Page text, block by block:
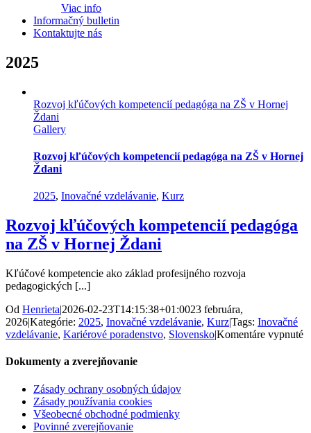
Viac info
Informačný bulletin
Kontaktujte nás
2025
Rozvoj kľúčových kompetencií pedagóga na ZŠ v Hornej
Ždani
Gallery
Rozvoj kľúčových kompetencií pedagóga na ZŠ v Hornej
Ždani
2025, Inovačné vzdelávanie, Kurz
Rozvoj kľúčových kompetencií pedagóga
na ZŠ v Hornej Ždani
Kľúčové kompetencie ako základ profesijného rozvoja
pedagogických [...]
Od Henrieta|2026-02-23T14:15:38+01:0023 februára,
2026|Kategórie: 2025, Inovačné vzdelávanie, Kurz|Tags: Inovačné
vzdelávanie, Kariérové poradenstvo, Slovensko|Komentáre vypnuté
Dokumenty a zverejňovanie
Zásady ochrany osobných údajov
Zásady používania cookies
Všeobecné obchodné podmienky
Povinné zverejňovanie